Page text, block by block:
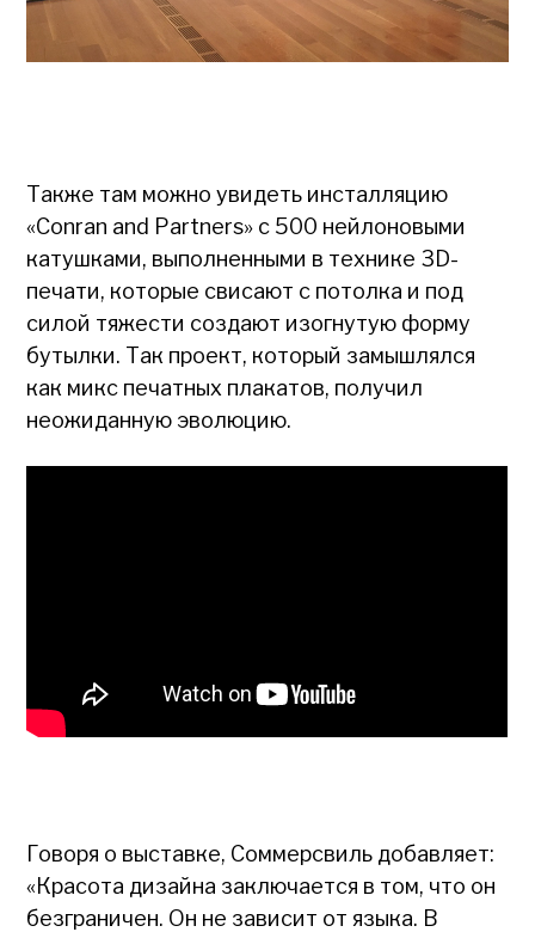
Также там можно увидеть инсталляцию
«Conran and Partners» с 500 нейлоновыми
катушками, выполненными в технике 3D-
печати, которые свисают с потолка и под
силой тяжести создают изогнутую форму
бутылки. Так проект, который замышлялся
как микс печатных плакатов, получил
неожиданную эволюцию.
Говоря о выставке, Соммерсвиль добавляет:
«Красота дизайна заключается в том, что он
безграничен. Он не зависит от языка. В